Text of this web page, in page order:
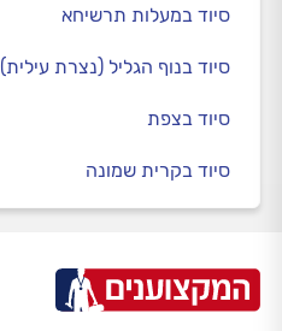
סיוד במעלות תרשיחא
סיוד בנוף הגליל (נצרת עילית)
סיוד בצפת
סיוד בקרית שמונה